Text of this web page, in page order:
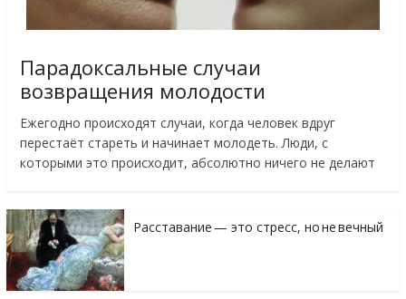
Парадоксальные случаи
возвращения молодости
Ежегодно происходят случаи, когда человек вдруг
перестаёт стареть и начинает молодеть. Люди, с
которыми это происходит, абсолютно ничего не делают
Расставание — это стресс, но не вечный